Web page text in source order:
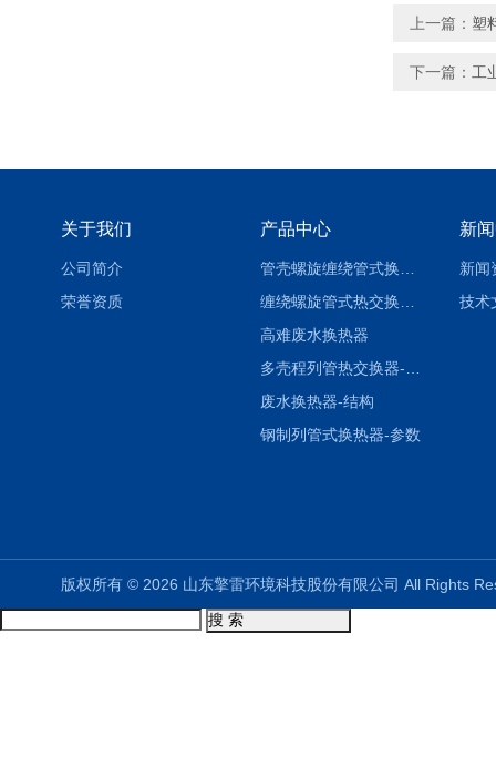
上一篇： 塑
下一篇： 工
关于我们
公司简介
荣誉资质
产品中心
高难废水换热器
废水换热器-结构
钢制列管式换热器-参数
新
新闻
技术
版权所有 © 2026 山东擎雷环境科技股份有限公司 All